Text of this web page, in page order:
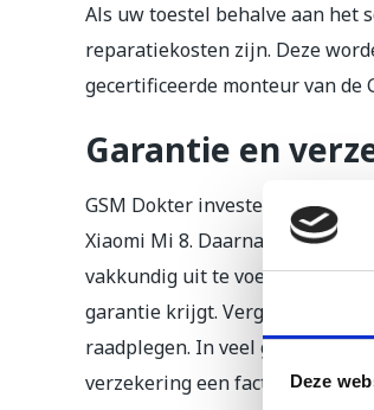
Deze
Als uw toestel behalve aan het
reparatiekosten zijn. Deze
gecertificeerde monteur van de
Garantie en
GSM Dokter investeert alleen
Xiaomi Mi 8. Daarnaast zijn al
vakkundig uit te voeren. Voor
garantie krijgt. Vergeet ook
raadplegen. In veel gevallen
verzekering een factuur of